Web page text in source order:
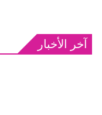
آخر الأخبار